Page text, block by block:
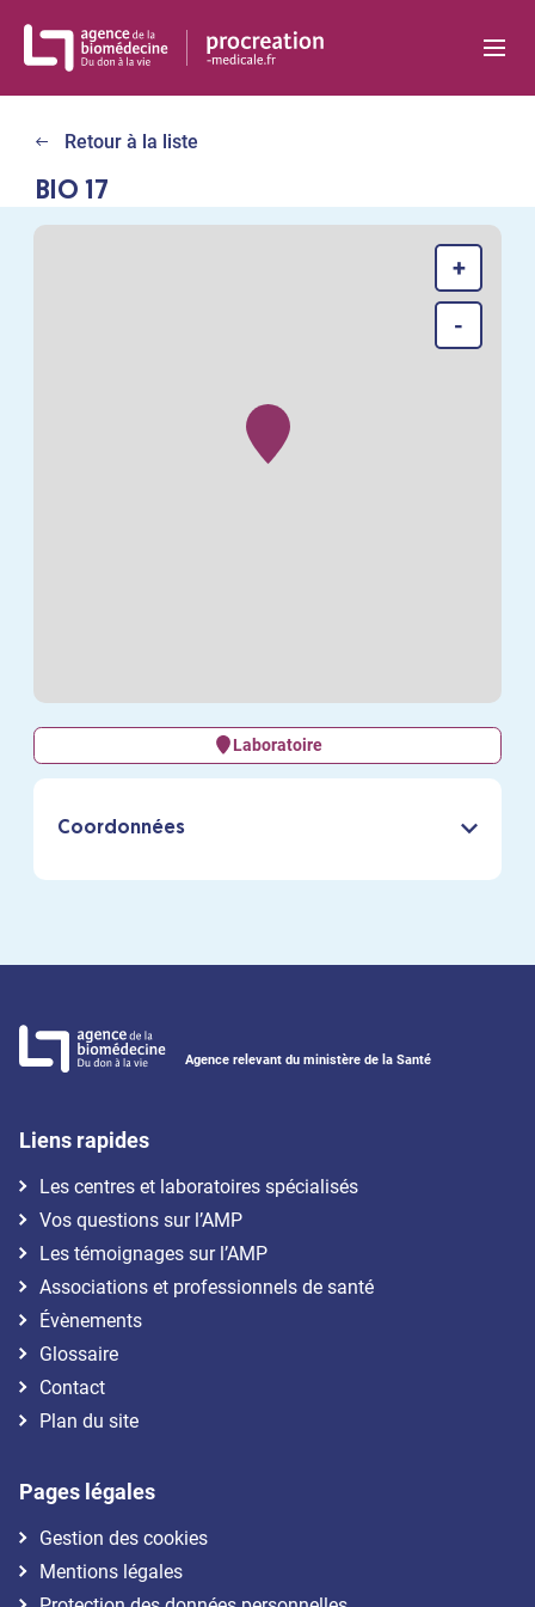
Retour à la liste
BIO 17
+
-
Laboratoire
Coordonnées
Agence relevant du ministère de la Santé
Liens rapides
Les centres et laboratoires spécialisés
Vos questions sur l’AMP
Les témoignages sur l’AMP
Associations et professionnels de santé
Évènements
Glossaire
Contact
Plan du site
Pages légales
Gestion des cookies
Mentions légales